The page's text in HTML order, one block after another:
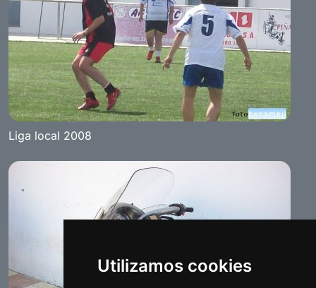
Utilizamos cookies
Liga local 2008